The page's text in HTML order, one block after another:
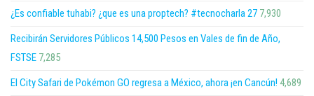
¿Es confiable tuhabi? ¿que es una proptech? #tecnocharla 27 7,930
Recibirán Servidores Públicos 14,500 Pesos en Vales de fin de Año,
FSTSE 7,285
El City Safari de Pokémon GO regresa a México, ahora ¡en Cancún! 4,689